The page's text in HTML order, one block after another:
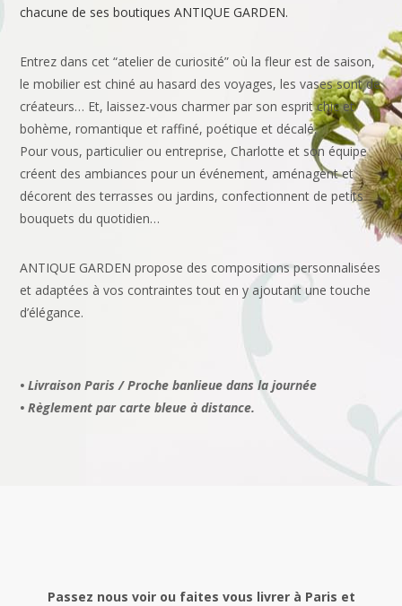
chacune de ses boutiques ANTIQUE GARDEN.
Entrez dans cet “atelier de curiosité” où la fleur est de saison,
le mobilier est chiné au hasard des voyages, les vases sont de
créateurs… Et, laissez-vous charmer par son esprit chic et
bohème, romantique et raffiné, poétique et décalé.
Pour vous, particulier ou entreprise, Charlotte et son équipe
créent des ambiances pour un événement, aménagent et
décorent des terrasses ou jardins, confectionnent de petits
bouquets du quotidien…
ANTIQUE GARDEN propose des compositions personnalisées
et adaptées à vos contraintes tout en y ajoutant une touche
d’élégance.
• Livraison Paris / Proche banlieue dans la journée
• Règlement par carte bleue à distance.
Passez nous voir ou faites vous livrer à Paris et